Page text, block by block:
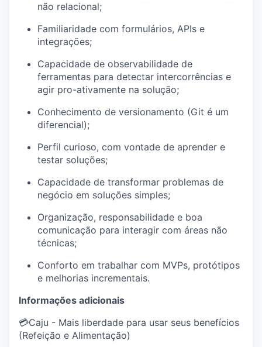
não relacional;
Familiaridade com formulários, APIs e
integrações;
Capacidade de observabilidade de
ferramentas para detectar intercorrências e
agir pro-ativamente na solução;
Conhecimento de versionamento (Git é um
diferencial);
Perfil curioso, com vontade de aprender e
testar soluções;
Capacidade de transformar problemas de
negócio em soluções simples;
Organização, responsabilidade e boa
comunicação para interagir com áreas não
técnicas;
Conforto em trabalhar com MVPs, protótipos
e melhorias incrementais.
Informações adicionais
💳Caju - Mais liberdade para usar seus benefícios
(Refeição e Alimentação)